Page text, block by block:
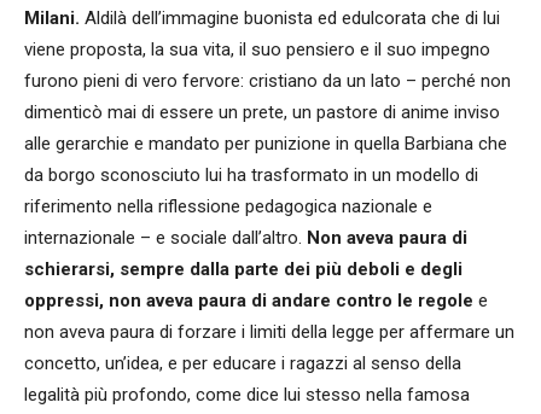
Milani. Aldilà dell’immagine buonista ed edulcorata che di lui
viene proposta, la sua vita, il suo pensiero e il suo impegno
furono pieni di vero fervore: cristiano da un lato – perché non
dimenticò mai di essere un prete, un pastore di anime inviso
alle gerarchie e mandato per punizione in quella Barbiana che
da borgo sconosciuto lui ha trasformato in un modello di
riferimento nella riflessione pedagogica nazionale e
internazionale – e sociale dall’altro. Non aveva paura di
schierarsi, sempre dalla parte dei più deboli e degli
oppressi, non aveva paura di andare contro le regole e
non aveva paura di forzare i limiti della legge per affermare un
concetto, un’idea, e per educare i ragazzi al senso della
legalità più profondo, come dice lui stesso nella famosa